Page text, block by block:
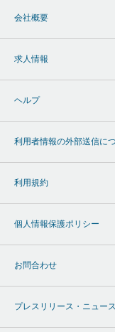
会社概要
求人情報
ヘルプ
利用者情報の外部送信に
利用規約
個人情報保護ポリシー
お問合わせ
プレスリリース・ニュー